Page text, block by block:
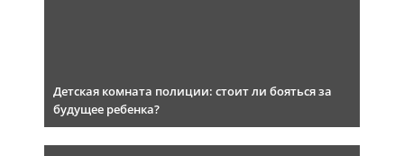
Детская комната полиции: стоит ли бояться за
будущее ребенка?